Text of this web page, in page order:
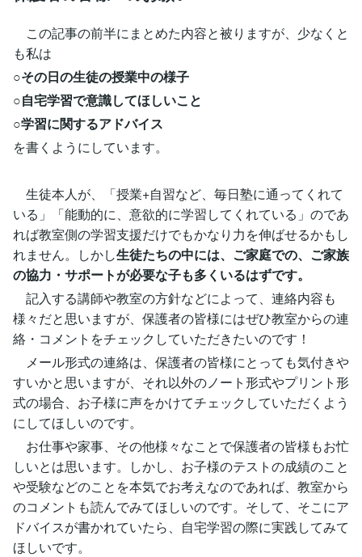
この記事の前半にまとめた内容と被りますが、少なくと
も私は
○その日の生徒の授業中の様子
○自宅学習で意識してほしいこと
○学習に関するアドバイス
を書くようにしています。
生徒本人が、「授業+自習など、毎日塾に通ってくれて
いる」「能動的に、意欲的に学習してくれている」のであ
れば教室側の学習支援だけでもかなり力を伸ばせるかもし
れません。しかし生徒たちの中には、ご家庭での、ご家族
の協力・サポートが必要な子も多くいるはずです。
記入する講師や教室の方針などによって、連絡内容も
様々だと思いますが、保護者の皆様にはぜひ教室からの連
絡・コメントをチェックしていただきたいのです！
メール形式の連絡は、保護者の皆様にとっても気付きや
すいかと思いますが、それ以外のノート形式やプリント形
式の場合、お子様に声をかけてチェックしていただくよう
にしてほしいのです。
お仕事や家事、その他様々なことで保護者の皆様もお忙
しいとは思います。しかし、お子様のテストの成績のこと
や受験などのことを本気でお考えなのであれば、教室から
のコメントも読んでみてほしいのです。そして、そこにア
ドバイスが書かれていたら、自宅学習の際に実践してみて
ほしいです。